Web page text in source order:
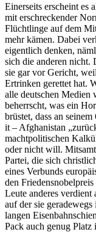
Einerseits erscheint es
mit erschreckender
Flüchtlinge auf dem
mehr kämen. Dabei
eigentlich denken,
sich die anderen nicht.
sie gar vor Gericht,
Ertrinken gerettet hat.
alle deutschen Medien
beherrscht, was ein
brüstet, dass an
it – Afghanistan
machtpolitischen
oder nicht will. Mitsamt
Partei, die sich
eines Verbunds
den
Leute anderes verdient
auf der sie
langen
Pack auch genug Platz